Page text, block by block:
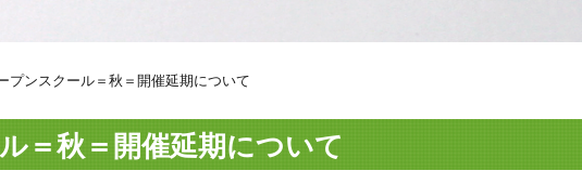
プンスクール＝秋＝開催延期について
＝秋＝開催延期について